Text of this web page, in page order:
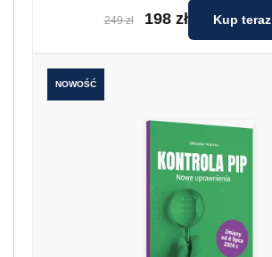
249 zł 198 zł Kup teraz
NOWOŚĆ